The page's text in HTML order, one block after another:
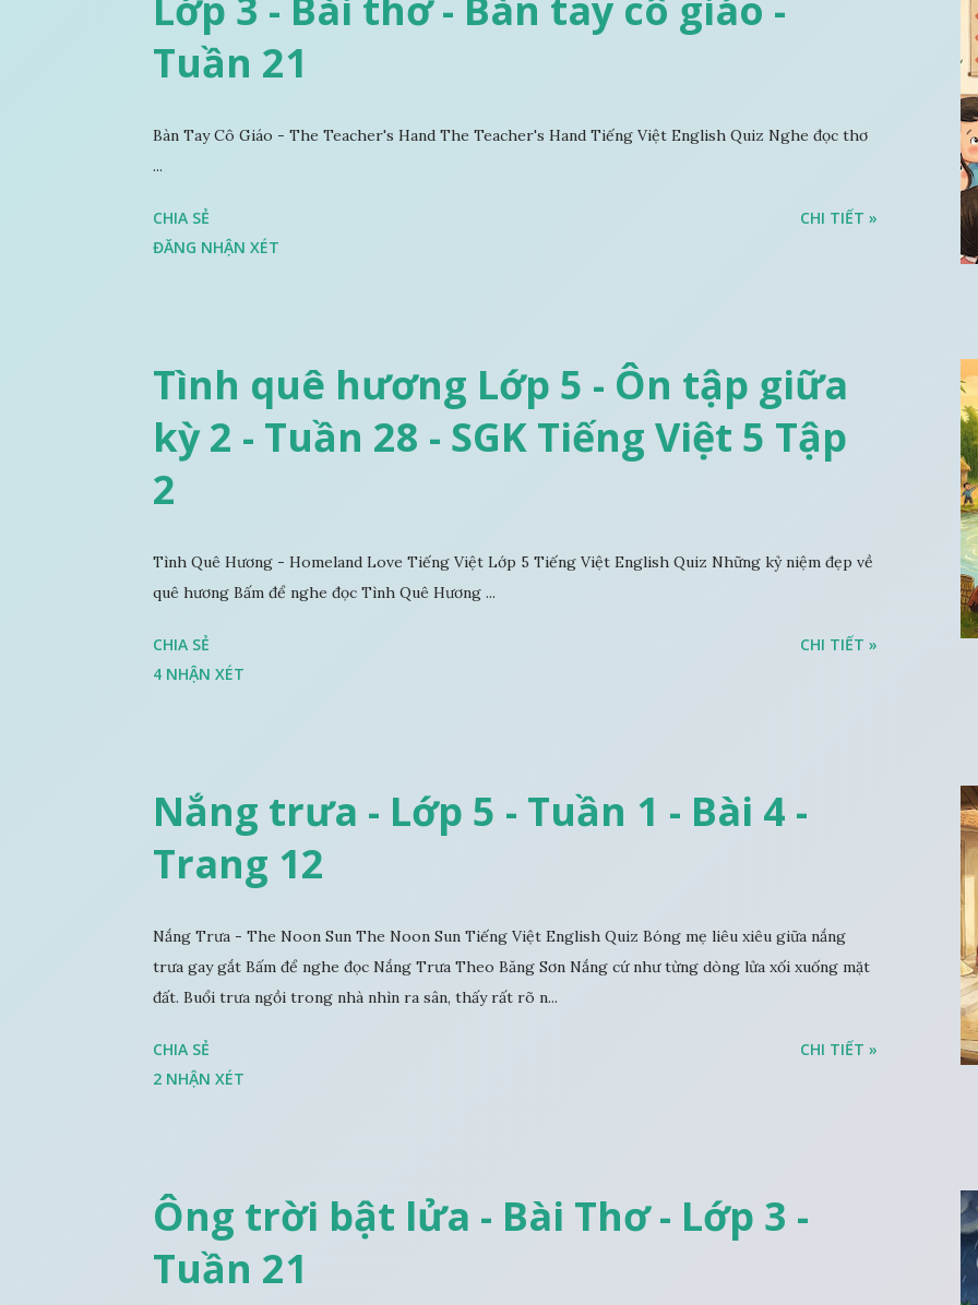
Tuần 21
Bàn Tay Cô Giáo - The Teacher's Hand The Teacher's Hand Tiếng Việt English Quiz Nghe đọc thơ
...
CHIA SẺ
ĐĂNG NHẬN XÉT
CHI TIẾT »
Tình quê hương Lớp 5 - Ôn tập giữa
kỳ 2 - Tuần 28 - SGK Tiếng Việt 5 Tập
2
Tình Quê Hương - Homeland Love Tiếng Việt Lớp 5 Tiếng Việt English Quiz Những kỷ niệm đẹp về
quê hương Bấm để nghe đọc Tình Quê Hương ...
CHIA SẺ
4 NHẬN XÉT
CHI TIẾT »
Nắng trưa - Lớp 5 - Tuần 1 - Bài 4 -
Trang 12
Nắng Trưa - The Noon Sun The Noon Sun Tiếng Việt English Quiz Bóng mẹ liêu xiêu giữa nắng
trưa gay gắt Bấm để nghe đọc Nắng Trưa Theo Băng Sơn Nắng cứ như từng dòng lửa xối xuống mặt
đất. Buổi trưa ngồi trong nhà nhìn ra sân, thấy rất rõ n...
CHIA SẺ
2 NHẬN XÉT
CHI TIẾT »
Ông trời bật lửa - Bài Thơ - Lớp 3 -
Tuần 21